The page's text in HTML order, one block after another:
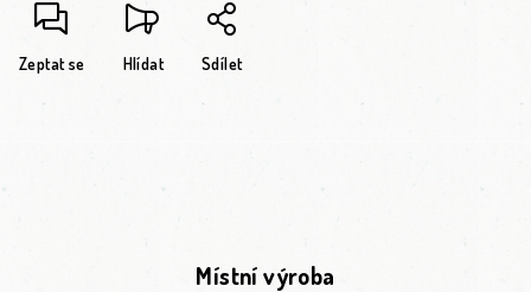
Zeptat se Hlídat Sdílet
Místní výroba